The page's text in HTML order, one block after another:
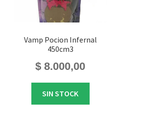
Vamp Pocion Infernal
450cm3
$ 8.000,00
SIN STOCK